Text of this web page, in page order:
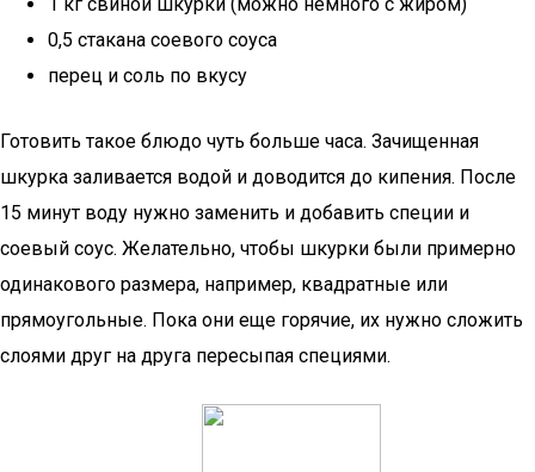
0,5 стакана соевого соуса
перец и соль по вкусу
Готовить такое блюдо чуть больше часа. Зачищенная
шкурка заливается водой и доводится до кипения. После
15 минут воду нужно заменить и добавить специи и
соевый соус. Желательно, чтобы шкурки были примерно
одинакового размера, например, квадратные или
прямоугольные. Пока они еще горячие, их нужно сложить
слоями друг на друга пересыпая специями.